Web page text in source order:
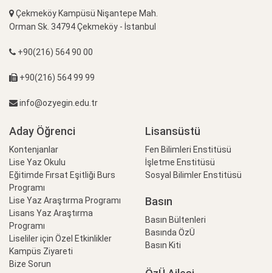
Çekmeköy Kampüsü Nişantepe Mah.
Orman Sk. 34794 Çekmeköy - İstanbul
+90(216) 564 90 00
+90(216) 564 99 99
info@ozyegin.edu.tr
Aday Öğrenci
Kontenjanlar
Lise Yaz Okulu
Eğitimde Fırsat Eşitliği Burs
Programı
Lise Yaz Araştırma Programı
Lisans Yaz Araştırma
Programı
Liseliler için Özel Etkinlikler
Kampüs Ziyareti
Bize Sorun
Lisansüstü
Fen Bilimleri Enstitüsü
İşletme Enstitüsü
Sosyal Bilimler Enstitüsü
Basın
Basın Bültenleri
Basında ÖzÜ
Basın Kiti